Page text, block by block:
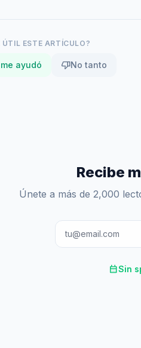
ÚTIL ESTE ARTÍCULO?
ayudó thumb_downNo tanto
Recibe
Únete a más de 2,000
calendar_monthSin